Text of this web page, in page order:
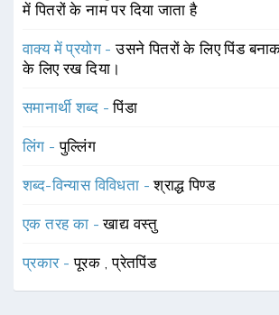
में पितरों के नाम पर दिया जाता है
वाक्य में प्रयोग -उसने पितरों के लिए पिंड
के लिए रख दिया।
समानार्थी शब्द -पिंडा
लिंग -पुल्लिंग
शब्द-विन्यास विविधता -श्राद्ध पिण्ड
एक तरह का -खाद्य वस्तु
प्रकार -पूरक ,प्रेतपिंड